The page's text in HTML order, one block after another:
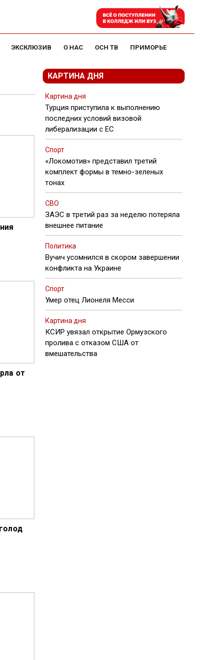
ЭКСКЛЮЗИВ О НАС ОСН ТВ ПРИМОРЬЕ
от
КАРТИНА ДНЯ
Картина дня
Турция приступила к выполнению
последних условий визовой
либерализации с ЕС
Спорт
«Локомотив» представил третий
комплект формы в темно-зеленых
тонах
СВО
ЗАЭС в третий раз за неделю потеряла
внешнее питание
Политика
Вучич усомнился в скором завершении
конфликта на Украине
Спорт
Умер отец Лионеля Месси
Картина дня
КСИР увязал открытие Ормузского
пролива с отказом США от
вмешательства